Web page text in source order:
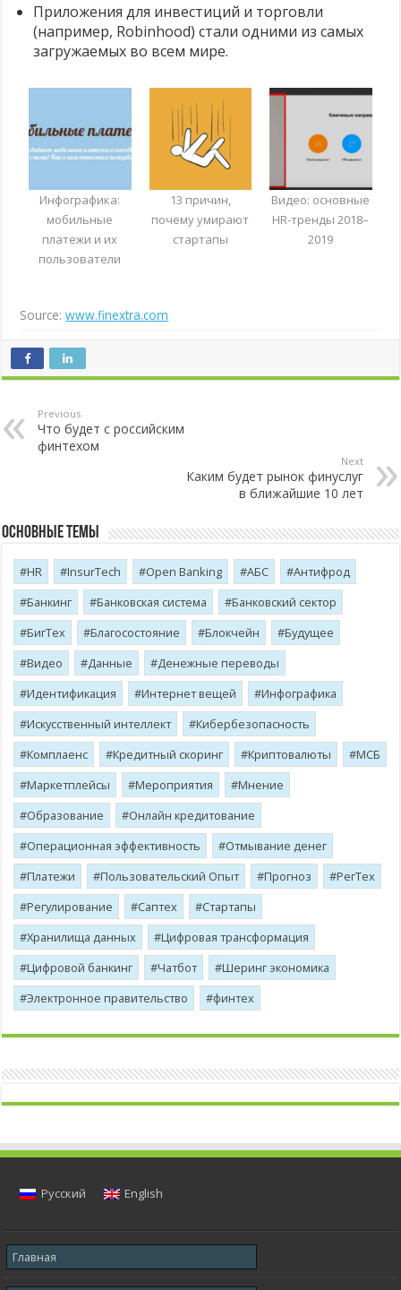
Приложения для инвестиций и торговли
(например, Robinhood) стали одними из самых
загружаемых во всем мире.
Инфографика:
мобильные
платежи и их
пользователи
13 причин,
почему умирают
стартапы
Видео: основные
HR-тренды 2018–
2019
Source:www.finextra.com
Previous
Что будет с российским
финтехом
Next
Каким будет рынок финуслуг
в ближайшие 10 лет
Основные темы
HR InsurTech Open Banking АБС
Антифрод
Банкинг
Банковская система
Банковский сектор
БигТех
Благосостояние Блокчейн
Будущее
Видео
Данные
Денежные переводы
Идентификация
Интернет вещей
Инфографика
Искусственный интеллект
Кибербезопасность
Комплаенс
Кредитный скоринг Криптовалюты
МСБ
Маркетплейсы
Мероприятия
Мнение
Образование
Онлайн кредитование
Операционная эффективность
Отмывание денег
Платежи
Пользовательский Опыт Прогноз
РегТех
Регулирование
Саптех
Стартапы
Хранилища данных
Цифровая трансформация
Цифровой банкинг
Чатбот
Шеринг экономика
Электронное правительство
финтех
Русский English
Главная